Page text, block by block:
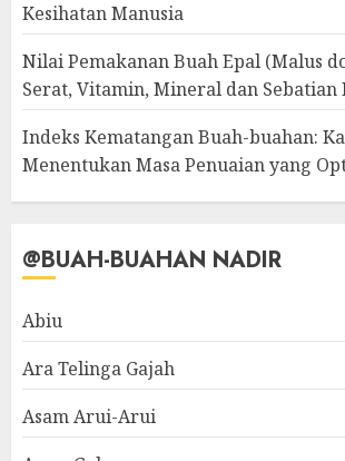
Kesihatan Manusia
Nilai Pemakanan Buah Epal (Malus
Serat, Vitamin, Mineral dan Sebatian
Indeks Kematangan Buah-buahan:
Menentukan Masa Penuaian yang
@BUAH-BUAHAN NADIR
Abiu
Ara Telinga Gajah
Asam Arui-Arui